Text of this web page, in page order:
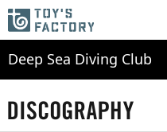
Deep Sea Diving Club